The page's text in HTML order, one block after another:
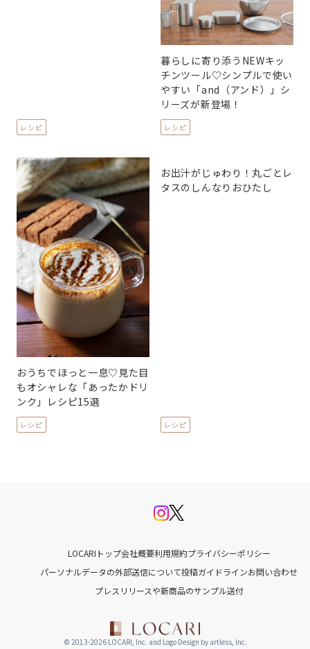
レシピ
暮らしに寄り添うNEWキッ
チンツール♡シンプルで使い
やすい「and（アンド）」シ
リーズが新登場！
レシピ
おうちでほっと一息♡見た目
もオシャレな「あったかドリ
ンク」レシピ15選
レシピ
お出汁がじゅわり！丸ごとレ
タスのしんなりおひたし
レシピ
LOCARIトップ会社概要利用規約プライバシーポリシー
パーソナルデータの外部送信について投稿ガイドラインお問い合わせ
プレスリリースや新商品のサンプル送付
© 2013-2026 LOCARI, Inc. and Logo Design by artless, Inc.